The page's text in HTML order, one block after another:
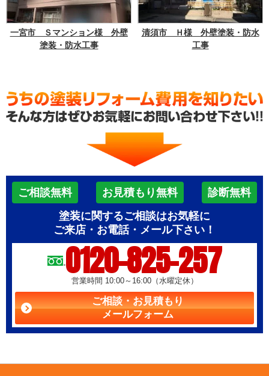
一宮市 Ｓマンション様 外壁
塗装・防水工事
清須市 Ｈ様 外壁塗装・防水
工事
ご相談無料 お見積もり無料
診断無料
塗装に関するご相談はお気軽に
ご来店・お電話・メール下さい！
0120-825-257
営業時間 10:00～16:00（水曜定休）
ご相談・お見積もり
メールフォーム